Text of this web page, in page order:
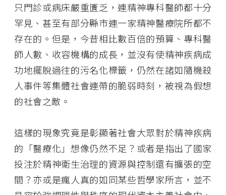
只門診或病床嚴重匱乏，連精神專科醫師都十分
罕見、甚至有部分縣市連一家精神醫療院所都不
存在的。但是，今昔相比數百倍的預算、專科醫
師人數、收容機構的成長，並沒有使精神疾病成
功地擺脫過往的污名化標籤，仍然在諸如隨機殺
人事件等集體社會連帶的脆弱時刻，被視為假想
的社會之敵。
這樣的現象究竟是彰顯著社會大眾對於精神疾病
的「醫療化」想像仍然不足？或者是指出了國家
投注於精神衛生治理的資源與控制還有擴張的空
間？亦或是瘋人真的如同某些哲學家所言，並不